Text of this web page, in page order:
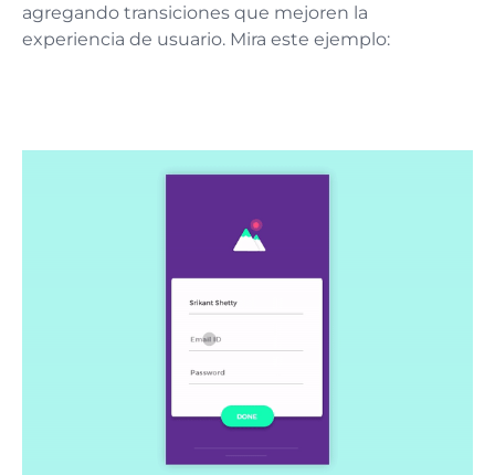
agregando transiciones que mejoren la
experiencia de usuario. Mira este ejemplo: